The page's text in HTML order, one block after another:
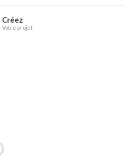
Créez
Votre projet